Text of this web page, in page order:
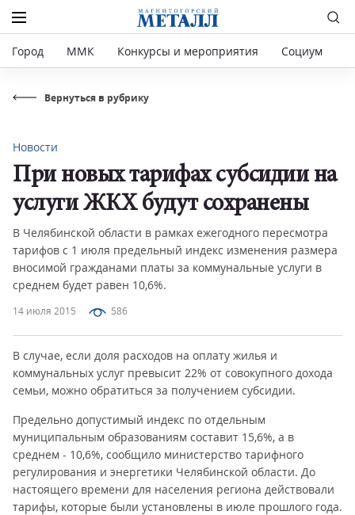
Город ММК Конкурсы и мероприятия Социум
Вернуться в рубрику
14 июля 2015 586
Новости
При новых тарифах субсидии на
услуги ЖКХ будут сохранены
В Челябинской области в рамках ежегодного пересмотра
тарифов с 1 июля предельный индекс изменения размера
вносимой гражданами платы за коммунальные услуги в
среднем будет равен 10,6%.
В случае, если доля расходов на оплату жилья и
коммунальных услуг превысит 22% от совокупного дохода
семьи, можно обратиться за получением субсидии.
Предельно допустимый индекс по отдельным
муниципальным образованиям составит 15,6%, а в
среднем - 10,6%, сообщило министерство тарифного
регулирования и энергетики Челябинской области. До
настоящего времени для населения региона действовали
тарифы, которые были установлены в июле прошлого года.